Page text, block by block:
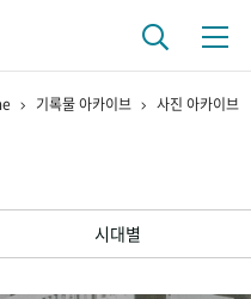
기록물 아카이브 사진 아카이브
시대별